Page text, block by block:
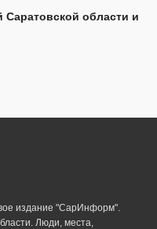
Саратовской области и
издание "СарИнформ".
Люди, места,